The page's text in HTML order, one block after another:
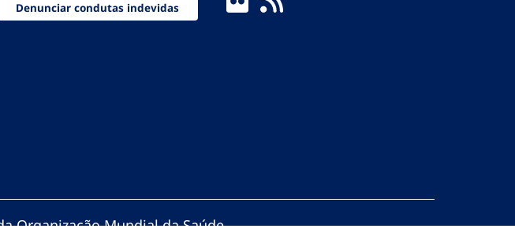
Denunciar condutas indevidas
Organização Mundial da Saúde